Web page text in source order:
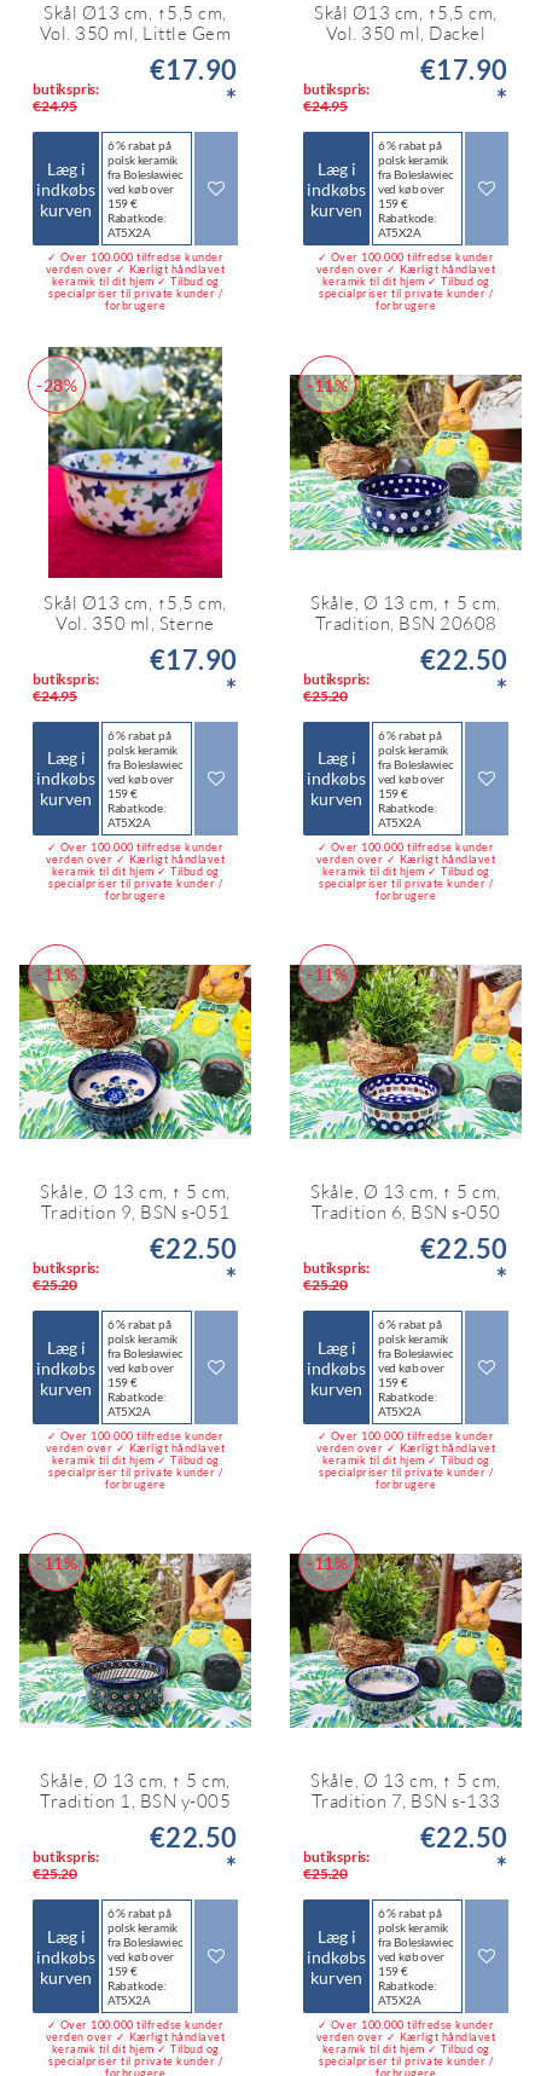
Skål Ø13 cm, ↑5,5 cm,
Vol. 350 ml, Little Gem
butikspris:
€24.95
€17.90
*
Læg i
indkøbs
kurven
6 % rabat på
polsk keramik
fra Bolesławiec
ved køb over
159 €
Rabatkode:
AT5X2A
✓ Over 100.000 tilfredse kunder
verden over ✓ Kærligt håndlavet
keramik til dit hjem ✓ Tilbud og
specialpriser til private kunder /
forbrugere
Skål Ø13 cm, ↑5,5 cm,
Vol. 350 ml, Dackel
butikspris:
€24.95
€17.90
*
Læg i
indkøbs
kurven
6 % rabat på
polsk keramik
fra Bolesławiec
ved køb over
159 €
Rabatkode:
AT5X2A
✓ Over 100.000 tilfredse kunder
verden over ✓ Kærligt håndlavet
keramik til dit hjem ✓ Tilbud og
specialpriser til private kunder /
forbrugere
-28%
Skål Ø13 cm, ↑5,5 cm,
Vol. 350 ml, Sterne
butikspris:
€24.95
€17.90
*
Læg i
indkøbs
kurven
6 % rabat på
polsk keramik
fra Bolesławiec
ved køb over
159 €
Rabatkode:
AT5X2A
✓ Over 100.000 tilfredse kunder
verden over ✓ Kærligt håndlavet
keramik til dit hjem ✓ Tilbud og
specialpriser til private kunder /
forbrugere
-11%
Skåle, Ø 13 cm, ↑ 5 cm,
Tradition, BSN 20608
butikspris:
€25.20
€22.50
*
Læg i
indkøbs
kurven
6 % rabat på
polsk keramik
fra Bolesławiec
ved køb over
159 €
Rabatkode:
AT5X2A
✓ Over 100.000 tilfredse kunder
verden over ✓ Kærligt håndlavet
keramik til dit hjem ✓ Tilbud og
specialpriser til private kunder /
forbrugere
-11%
Skåle, Ø 13 cm, ↑ 5 cm,
Tradition 9, BSN s-051
butikspris:
€25.20
€22.50
*
Læg i
indkøbs
kurven
6 % rabat på
polsk keramik
fra Bolesławiec
ved køb over
159 €
Rabatkode:
AT5X2A
✓ Over 100.000 tilfredse kunder
verden over ✓ Kærligt håndlavet
keramik til dit hjem ✓ Tilbud og
specialpriser til private kunder /
forbrugere
-11%
Skåle, Ø 13 cm, ↑ 5 cm,
Tradition 6, BSN s-050
butikspris:
€25.20
€22.50
*
Læg i
indkøbs
kurven
6 % rabat på
polsk keramik
fra Bolesławiec
ved køb over
159 €
Rabatkode:
AT5X2A
✓ Over 100.000 tilfredse kunder
verden over ✓ Kærligt håndlavet
keramik til dit hjem ✓ Tilbud og
specialpriser til private kunder /
forbrugere
-11%
Skåle, Ø 13 cm, ↑ 5 cm,
Tradition 1, BSN y-005
butikspris:
€25.20
€22.50
*
Læg i
indkøbs
kurven
6 % rabat på
polsk keramik
fra Bolesławiec
ved køb over
159 €
Rabatkode:
AT5X2A
✓ Over 100.000 tilfredse kunder
verden over ✓ Kærligt håndlavet
keramik til dit hjem ✓ Tilbud og
specialpriser til private kunder /
-11%
Skåle, Ø 13 cm, ↑ 5 cm,
Tradition 7, BSN s-133
butikspris:
€25.20
€22.50
*
Læg i
indkøbs
kurven
6 % rabat på
polsk keramik
fra Bolesławiec
ved køb over
159 €
Rabatkode:
AT5X2A
✓ Over 100.000 tilfredse kunder
verden over ✓ Kærligt håndlavet
keramik til dit hjem ✓ Tilbud og
specialpriser til private kunder /